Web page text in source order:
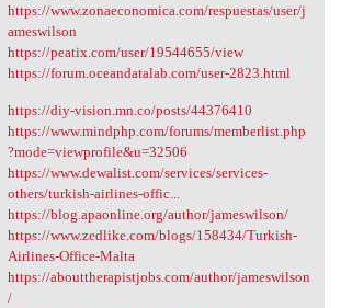
https://www.zonaeconomica.com/respuestas/user/j
ameswilson
https://peatix.com/user/19544655/view
https://forum.oceandatalab.com/user-2823.html
https://diy-vision.mn.co/posts/44376410
https://www.mindphp.com/forums/memberlist.php
?mode=viewprofile&u=32506
https://www.dewalist.com/services/services-
others/turkish-airlines-offic...
https://blog.apaonline.org/author/jameswilson/
https://www.zedlike.com/blogs/158434/Turkish-
Airlines-Office-Malta
https://abouttherapistjobs.com/author/jameswilson
/